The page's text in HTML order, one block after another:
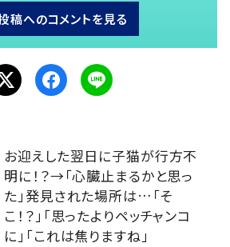
稿へのコメントを見る
お迎えした翌日に子猫が行方不
明に！？→「心臓止まるかと思っ
た」発見された場所は…「そ
こ！？」「思ったよりペッチャンコ
に」「これは焦りますね」